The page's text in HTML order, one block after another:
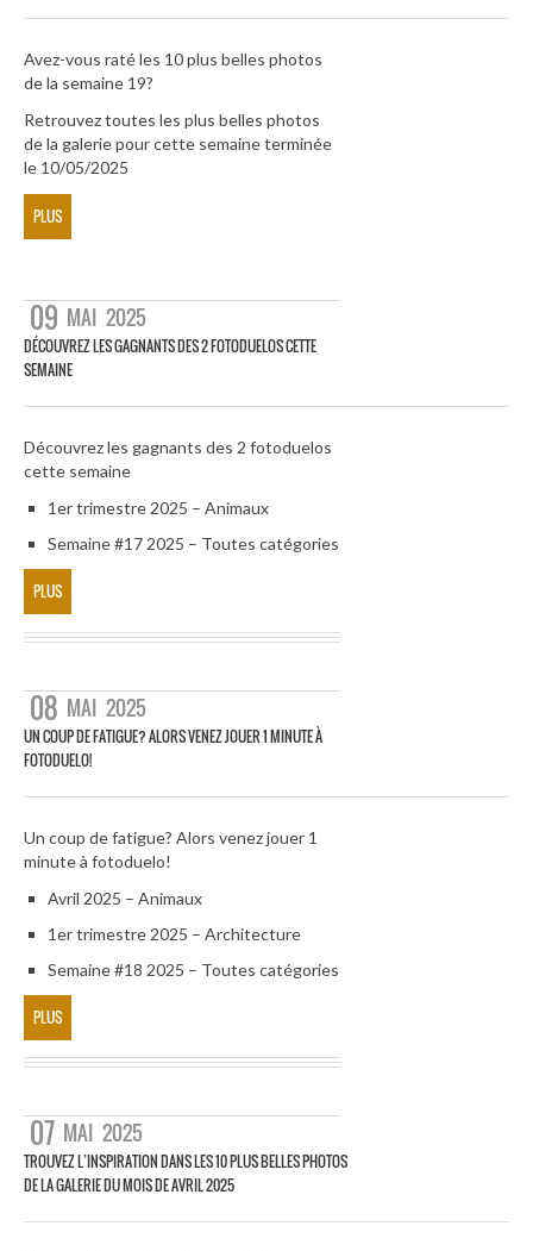
Avez-vous raté les 10 plus belles photos
de la semaine 19?
Retrouvez toutes les plus belles photos
de la galerie pour cette semaine terminée
le 10/05/2025
PLUS
09 MAI 2025
DÉCOUVREZ LES GAGNANTS DES 2 FOTODUELOS CETTE
SEMAINE
Découvrez les gagnants des 2 fotoduelos
cette semaine
1er trimestre 2025 – Animaux
Semaine #17 2025 – Toutes catégories
PLUS
08 MAI 2025
UN COUP DE FATIGUE? ALORS VENEZ JOUER 1 MINUTE À
FOTODUELO!
Un coup de fatigue? Alors venez jouer 1
minute à fotoduelo!
Avril 2025 – Animaux
1er trimestre 2025 – Architecture
Semaine #18 2025 – Toutes catégories
PLUS
07 MAI 2025
TROUVEZ L’INSPIRATION DANS LES 10 PLUS BELLES PHOTOS
DE LA GALERIE DU MOIS DE AVRIL 2025